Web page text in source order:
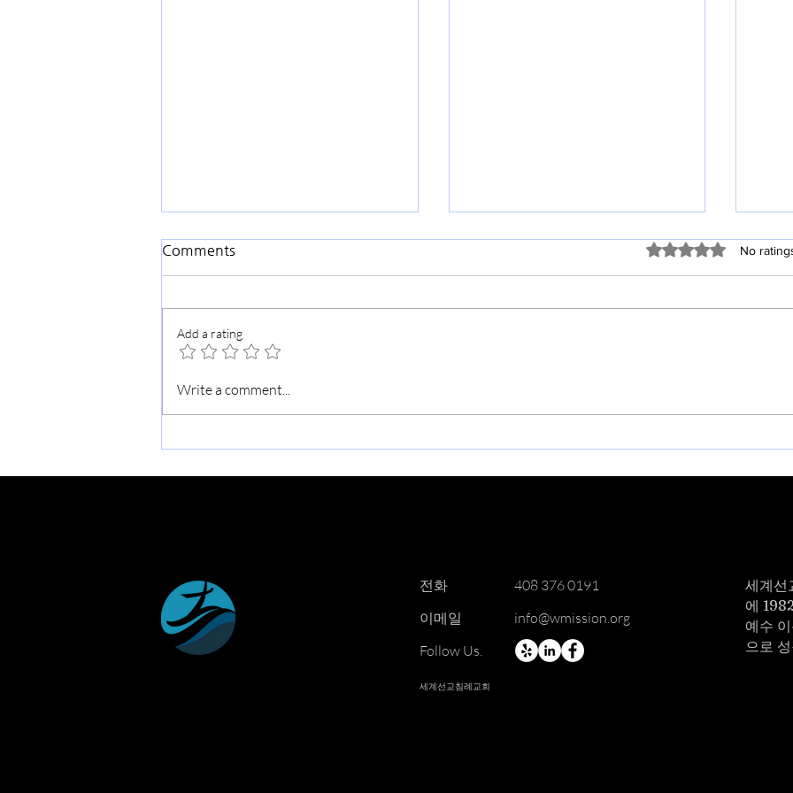
가을맞이 교회대청소
Comments Rated 0 out of 5
No
Add a rating
Write a comment...
​전화
408 376 0191
이메일
info@wmission.org
Follow Us.
세계선
에
예수
으로
세계선교침례교회